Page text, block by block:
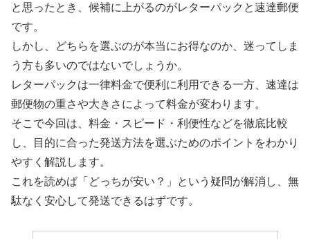
と思ったとき、候補に上がるのがレターパックと速達郵便
です。
しかし、どちらを選ぶのが本当にお得なのか、迷ってしま
う方も多いのではないでしょうか。
レターパックは一律料金で便利に利用できる一方、速達は
郵便物の重さや大きさによって料金が変わります。
そこで今回は、料金・スピード・利便性などを徹底比較
し、目的に合った発送方法を選ぶためのポイントをわかり
やすく解説します。
これを読めば「どっちが安い？」という疑問が解消し、無
駄なく安心して発送できるはずです。